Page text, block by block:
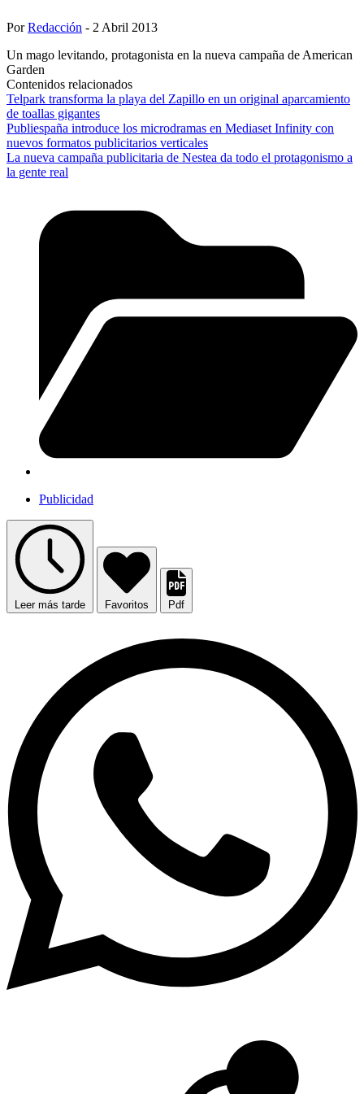
PorRedacción - 2 Abril 2013
Un mago levitando, protagonista en la nueva campaña de American
Garden
Contenidos relacionados
Telpark transforma la playa del Zapillo en un original aparcamiento
de toallas gigantes
Publiespaña introduce los microdramas en Mediaset Infinity con
nuevos formatos publicitarios verticales
La nueva campaña publicitaria de Nestea da todo el protagonismo a
la gente real
Publicidad
Leer más tarde Favoritos Pdf